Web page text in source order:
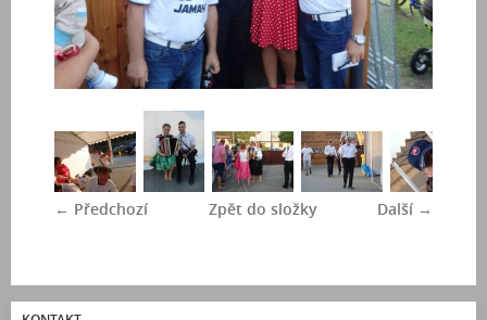
← Předchozí Další →
Zpět do složky